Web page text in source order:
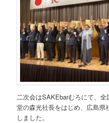
二次会はSAKEbarむろにて、
堂の森光社長をはじめ、広島県
しました。